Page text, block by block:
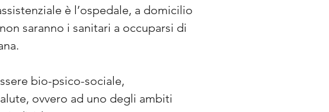
è l’ospedale, a domicilio
saranno i sanitari a occuparsi di
bio-psico-sociale,
ovvero ad uno degli ambiti